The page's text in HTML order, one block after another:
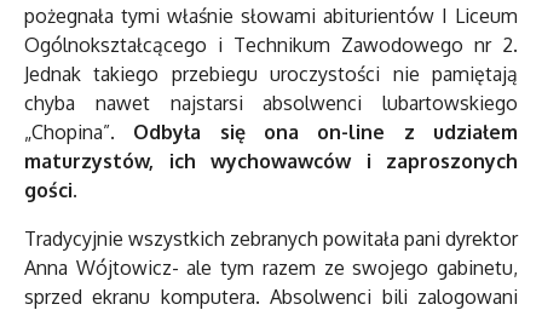
pożegnała tymi właśnie słowami abiturientów I Liceum
Ogólnokształcącego i Technikum Zawodowego nr 2.
Jednak takiego przebiegu uroczystości nie pamiętają
chyba nawet najstarsi absolwenci lubartowskiego
„Chopina”. Odbyła się ona on-line z udziałem
maturzystów, ich wychowawców i zaproszonych
gości.
Tradycyjnie wszystkich zebranych powitała pani dyrektor
Anna Wójtowicz- ale tym razem ze swojego gabinetu,
sprzed ekranu komputera. Absolwenci bili zalogowani